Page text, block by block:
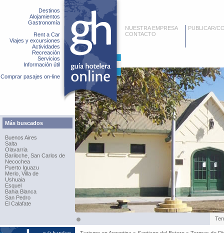
Destinos
Alojamientos
Gastronomía
Rent a Car
Viajes y excursiones
Actividades
Recreación
Servicios
Información útil
Comprar pasajes on-line
Más buscados
Buenos Aires
Salta
Olavarria
Bariloche, San Carlos de
Necochea
Puerto Iguazu
Merlo, Villa de
Ushuaia
Esquel
Bahia Blanca
San Pedro
El Calafate
NUESTRA EMPRESA
CONTACTO
PUBLICAR/